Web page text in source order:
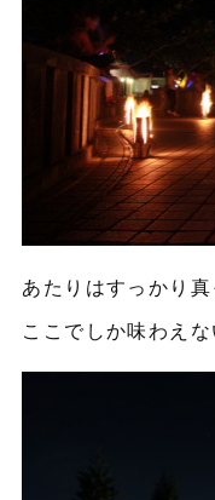
あたりはすっかり真
ここでしか味わえな